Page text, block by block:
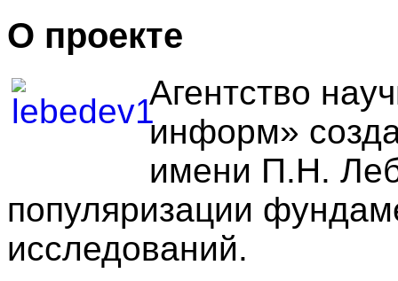
О проекте
Агентство
информ»
имени П.Н.
популяризации
исследований.